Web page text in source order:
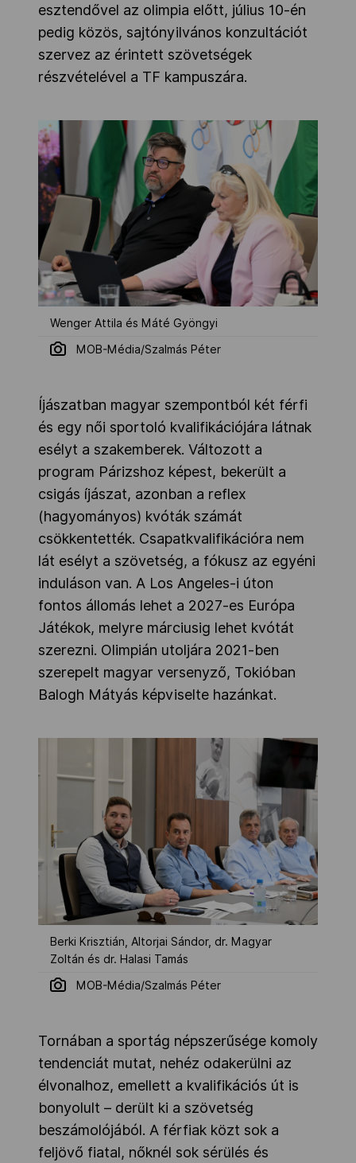
esztendővel az olimpia előtt, július 10-én
pedig közös, sajtónyilvános konzultációt
szervez az érintett szövetségek
részvételével a TF kampuszára.
Wenger Attila és Máté Gyöngyi
MOB-Média/Szalmás Péter
Íjászatban magyar szempontból két férfi
és egy női sportoló kvalifikációjára látnak
esélyt a szakemberek. Változott a
program Párizshoz képest, bekerült a
csigás íjászat, azonban a reflex
(hagyományos) kvóták számát
csökkentették. Csapatkvalifikációra nem
lát esélyt a szövetség, a fókusz az egyéni
induláson van. A Los Angeles-i úton
fontos állomás lehet a 2027-es Európa
Játékok, melyre márciusig lehet kvótát
szerezni. Olimpián utoljára 2021-ben
szerepelt magyar versenyző, Tokióban
Balogh Mátyás képviselte hazánkat.
Berki Krisztián, Altorjai Sándor, dr. Magyar
Zoltán és dr. Halasi Tamás
MOB-Média/Szalmás Péter
Tornában a sportág népszerűsége komoly
tendenciát mutat, nehéz odakerülni az
élvonalhoz, emellett a kvalifikációs út is
bonyolult – derült ki a szövetség
beszámolójából. A férfiak közt sok a
feljövő fiatal, nőknél sok sérülés és